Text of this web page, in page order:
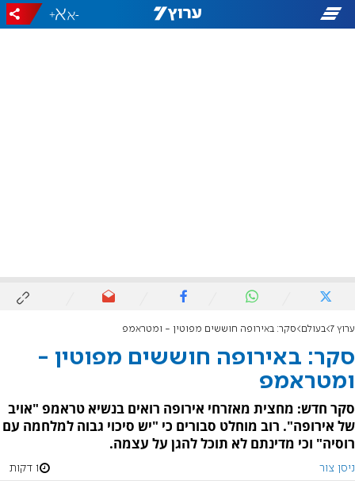
-
+
ערוץ 7 בעולם סקר: באירופה חוששים מפוטין - ומטראמפ
סקר: באירופה חוששים מפוטין -
ומטראמפ
סקר חדש: מחצית מאזרחי אירופה רואים בנשיא טראמפ "אויב
של אירופה". רוב מוחלט סבורים כי "יש סיכוי גבוה למלחמה עם
רוסיה" וכי מדינתם לא תוכל להגן על עצמה.
ניסן צור 1 דקות